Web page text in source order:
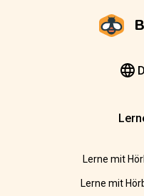
Lerne mit
Lerne mit